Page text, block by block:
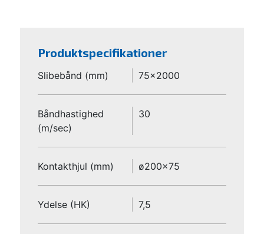
Produktspecifikationer
Slibebånd (mm) 75x2000
Båndhastighed
(m/sec)
30
Kontakthjul (mm) ø200x75
Ydelse (HK) 7,5